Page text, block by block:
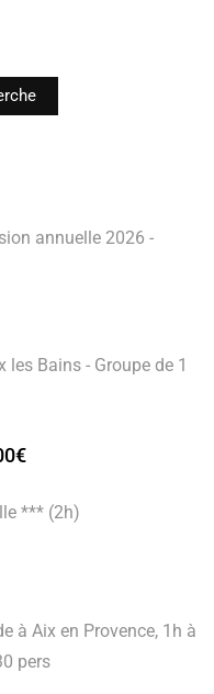
annuelle 2026 -
les Bains - Groupe de 1
€
*** (2h)
à Aix en Provence, 1h à
pers